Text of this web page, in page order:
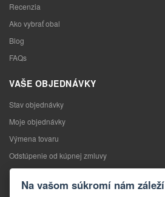
Recenzia
Ako vybrať obal
Blog
FAQs
VAŠE OBJEDNÁVKY
Stav objednávky
Moje objednávky
Výmena tovaru
Odstúpenie od kúpnej zmluvy
Reklamácia
Na vašom súkromí nám záleží